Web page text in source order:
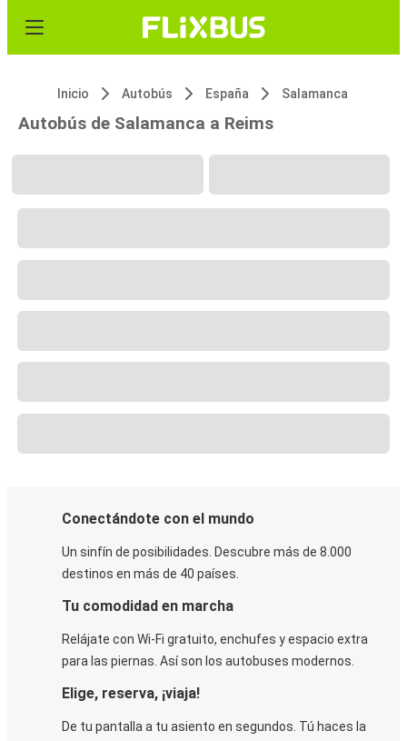
Inicio Autobús España Salamanca
Autobús de Salamanca a Reims
Conectándote con el mundo
Un sinfín de posibilidades. Descubre más de 8.000
destinos en más de 40 países.
Tu comodidad en marcha
Relájate con Wi-Fi gratuito, enchufes y espacio extra
para las piernas. Así son los autobuses modernos.
Elige, reserva, ¡viaja!
De tu pantalla a tu asiento en segundos. Tú haces la